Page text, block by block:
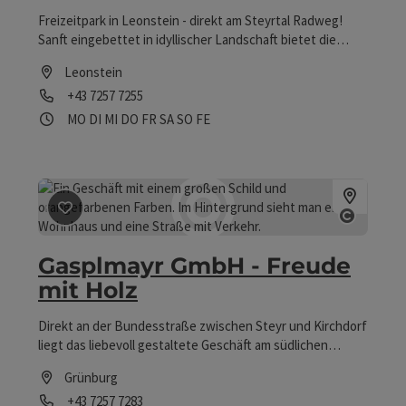
Freizeitpark in Leonstein - direkt am Steyrtal Radweg!
Sanft eingebettet in idyllischer Landschaft bietet die
Outdoor-Fitnesspark mit herrlichem Blick ins Gebirge.
Leonstein
Telefon
+43 7257 7255
Öffnungszeiten
MO Montag geöffnet
DI Dienstag geöffnet
MI Mittwoch geöffnet
DO Donnerstag geöffnet
FR Freitag geöffnet
SASamstag geöffnet
SO Sonntag geöffnet
FEFeiertag geöffnet
Beitrag merken: Gasplmayr GmbH - Freude mit Holz
Gasplmayr GmbH - Freude
mit Holz
Direkt an der Bundesstraße zwischen Steyr und Kirchdorf
liegt das liebevoll gestaltete Geschäft am südlichen
bzw. nach dem Tunnel Grünburg. In unserem
Geschäft erwartet Sie nicht nur eine große Auswahl an
Grünburg
Telefon
+43 7257 7283